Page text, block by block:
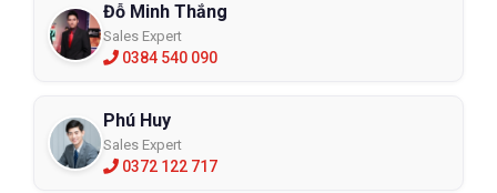
Đỗ Minh Thắng
Sales Expert
0384 540 090
Phú Huy
Sales Expert
0372 122 717